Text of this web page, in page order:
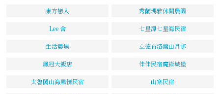
東方戀人 秀蘭瑪雅休閒農園
Lee 舍 七星潭七星海民宿
生活農場 立德布洛灣山月邨
鳳冠大飯店 佳佳民宿魔術城堡
太魯閣山海風情民宿 山寨民宿